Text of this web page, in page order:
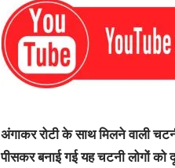
अंगाकर रोटी के साथ मिलने वाली
पीसकर बनाई गई यह चटनी लोगों को